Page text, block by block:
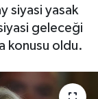
siyasi yasak
geleceği
konusu oldu.